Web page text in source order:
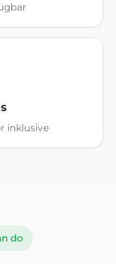
inklusive
do